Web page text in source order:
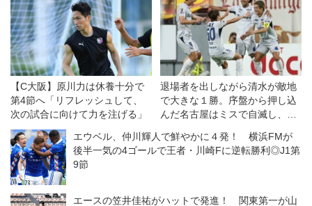
【C大阪】原川力は休養十分で
第4節へ「リフレッシュして、
次の試合に向けて力を注げる」
退場者を出しながら清水が敵地
で大きな１勝。序盤から押し込
んだ名古屋はミスで自滅し、悔
エウベル、仲川輝人で鮮やかに４発！ 横浜FMが
後半一気の4ゴールで王者・川崎Fに逆転勝利◎J1第
9節
エースの笠井佳祐がハットで発進！ 関東第一が山